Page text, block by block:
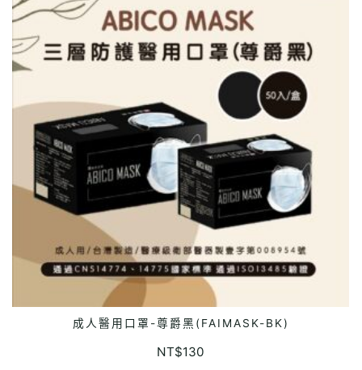
READ MORE
成人醫用口罩-尊爵黑(FAIMASK-BK)
NT$130